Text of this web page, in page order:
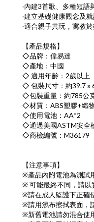
‧內建3首歌、多種短語
‧建立基礎健康觀念及就
‧適合親子共玩，寓教
【產品規格】
◇品牌：偉易達
◇產地：中國
◇ 適用年齡：2歲以上
◇ 包裝尺寸：約39.7 x
◇包裝重量：約785公
◇材質：ABS塑膠+織
◇使用電池：AA*2
◇通過美國ASTM安全
◇商檢編號：M36179
【注意事項】
※產品內附電池為測試
※ 可能最終不同，請以
※請在成人監護下正確
※請用濕布擦拭表面，
※新舊電池請勿混合使